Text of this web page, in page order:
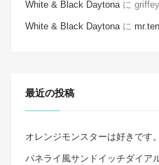
White & Black Daytonaに griffey
White & Black Daytonaに
最近の投稿
オレンジモンスターは好きです。
パネライ風サンドイッチダイア